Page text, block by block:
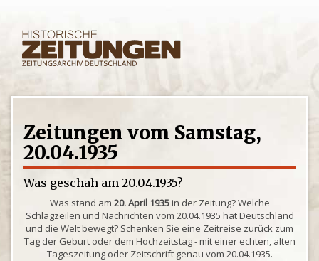
Zeitungen vom Samstag,
20.04.1935
Was geschah am 20.04.1935?
Was stand am 20. April 1935in der Zeitung? Welche
Schlagzeilen und Nachrichten vom 20.04.1935 hat Deutschland
und die Welt bewegt? Schenken Sie eine Zeitreise zurück zum
Tag der Geburt oder dem Hochzeitstag - mit einer echten, alten
Tageszeitung oder Zeitschrift genau vom 20.04.1935.